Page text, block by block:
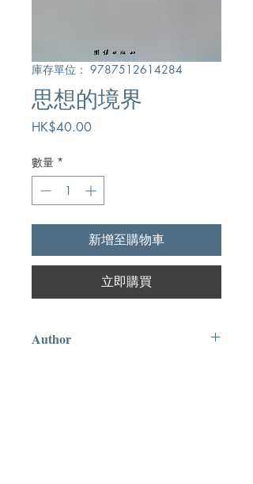
庫存單位： 9787512614284
思想的境界
HK$40.00價
數量 *
新增至購物車
立即購買
Author